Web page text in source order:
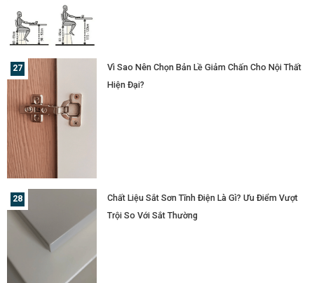
Vì Sao Nên Chọn Bản Lề Giảm Chấn Cho Nội Thất
Hiện Đại?
Chất Liệu Sắt Sơn Tĩnh Điện Là Gì? Ưu Điểm Vượt
Trội So Với Sắt Thường